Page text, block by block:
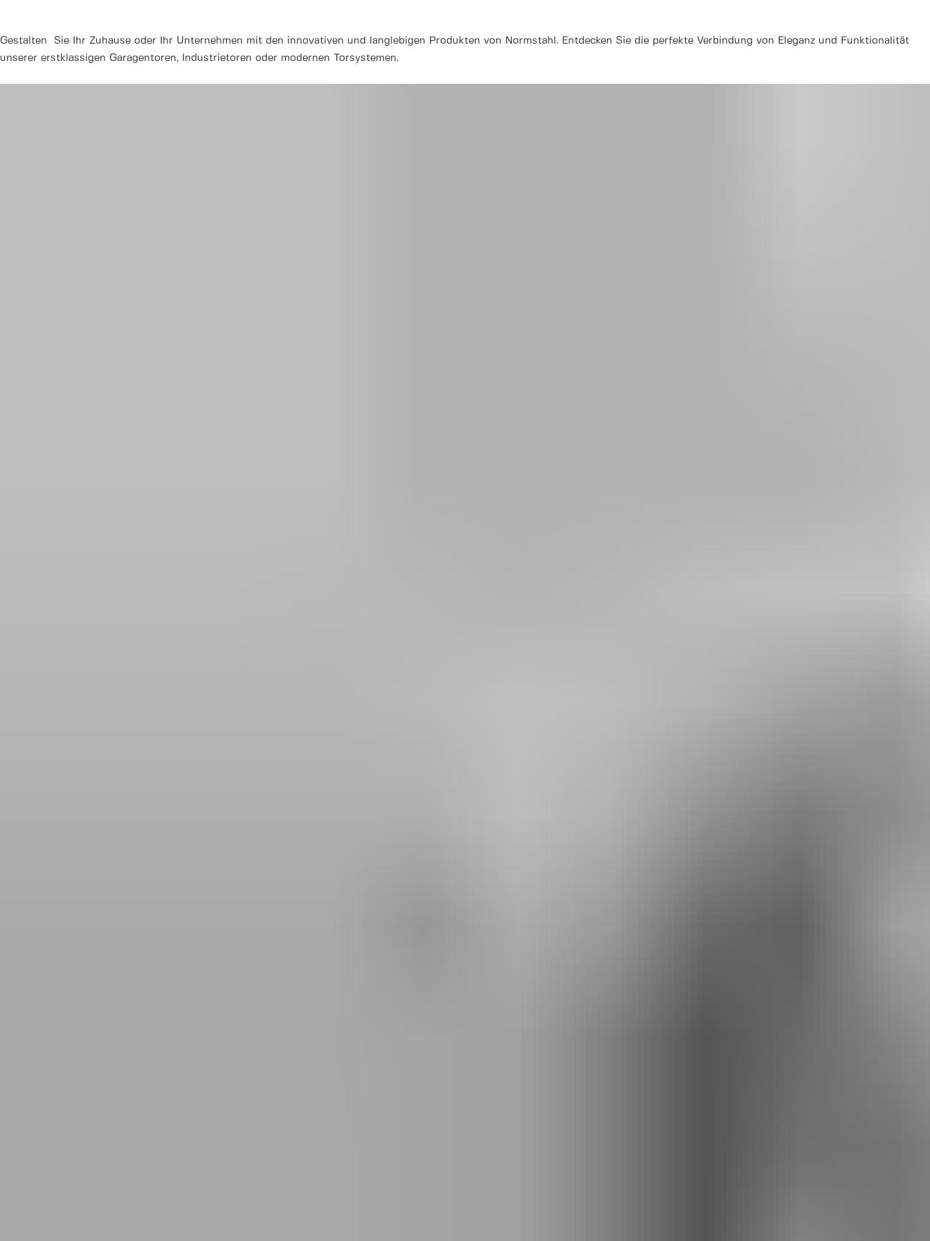
Gestalten Sie Ihr Zuhause oder Ihr Unternehmen mit den innovativen und langlebigen Produkten von Normstahl. Entdecken Sie die perfekte Verbindung von Eleganz und Funktionalität
unserer erstklassigen Garagentoren, Industrietoren oder modernen Torsystemen.